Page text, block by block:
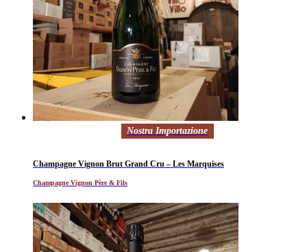
Nostra Importazione
Champagne Vignon Brut Grand Cru – Les Marquises
Champagne Vignon Père & Fils